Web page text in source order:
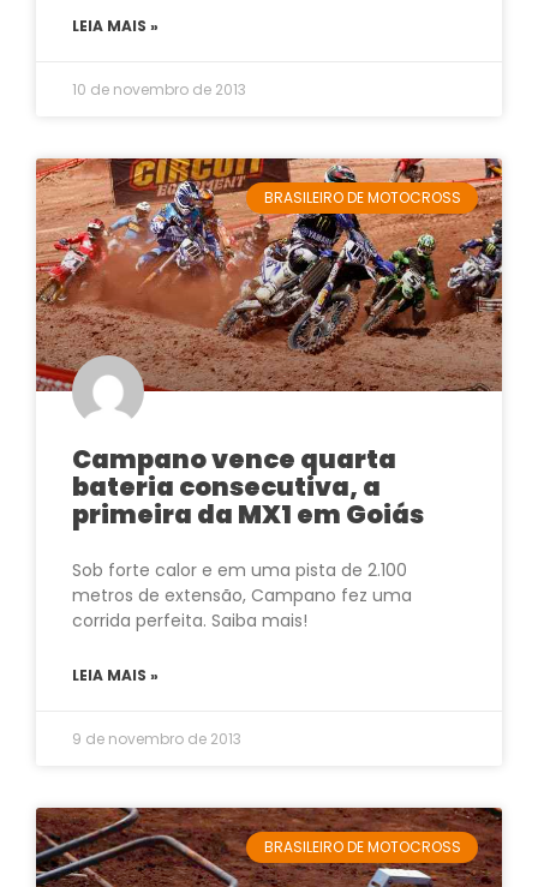
LEIA MAIS »
10 de novembro de 2013
BRASILEIRO DE MOTOCROSS
Campano vence quarta
bateria consecutiva, a
primeira da MX1 em Goiás
Sob forte calor e em uma pista de 2.100
metros de extensão, Campano fez uma
corrida perfeita. Saiba mais!
LEIA MAIS »
9 de novembro de 2013
BRASILEIRO DE MOTOCROSS